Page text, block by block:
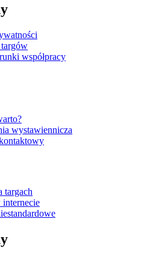
współpracy
wystawiennicza
targach